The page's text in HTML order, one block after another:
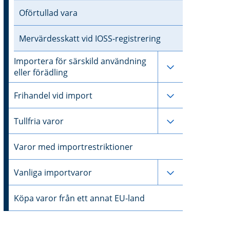
Oförtullad vara
Mervärdesskatt vid IOSS-registrering
Importera för särskild användning
eller förädling
Frihandel vid import
Tullfria varor
Varor med importrestriktioner
Vanliga importvaror
Köpa varor från ett annat EU-land